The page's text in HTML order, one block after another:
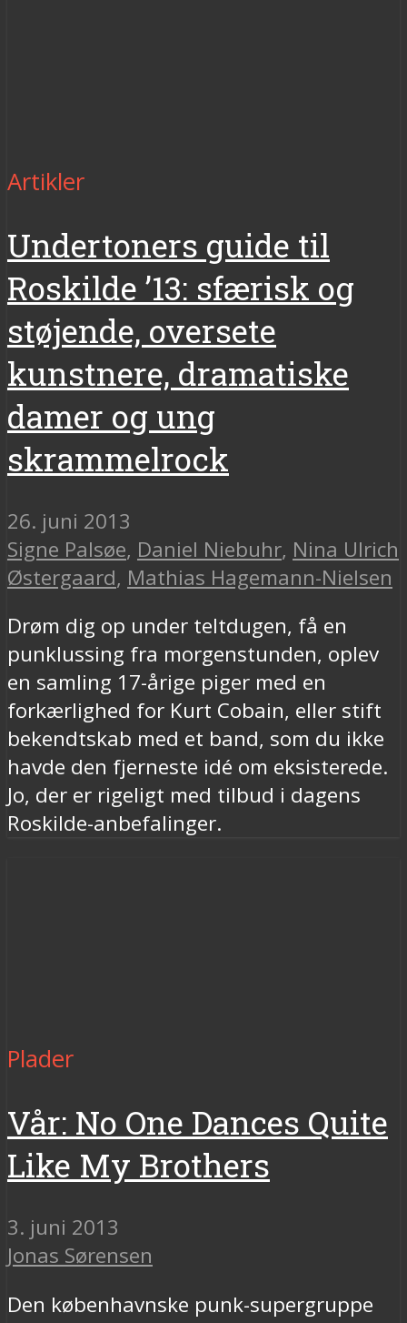
Artikler
Undertoners guide til
Roskilde ’13: sfærisk og
støjende, oversete
kunstnere, dramatiske
damer og ung
skrammelrock
26. juni 2013
Signe Palsøe, Daniel Niebuhr, Nina Ulrich
Østergaard, Mathias Hagemann-Nielsen
Drøm dig op under teltdugen, få en
punklussing fra morgenstunden, oplev
en samling 17-årige piger med en
forkærlighed for Kurt Cobain, eller stift
bekendtskab med et band, som du ikke
havde den fjerneste idé om eksisterede.
Jo, der er rigeligt med tilbud i dagens
Roskilde-anbefalinger.
Plader
Vår: No One Dances Quite
Like My Brothers
3. juni 2013
Jonas Sørensen
Den københavnske punk-supergruppe